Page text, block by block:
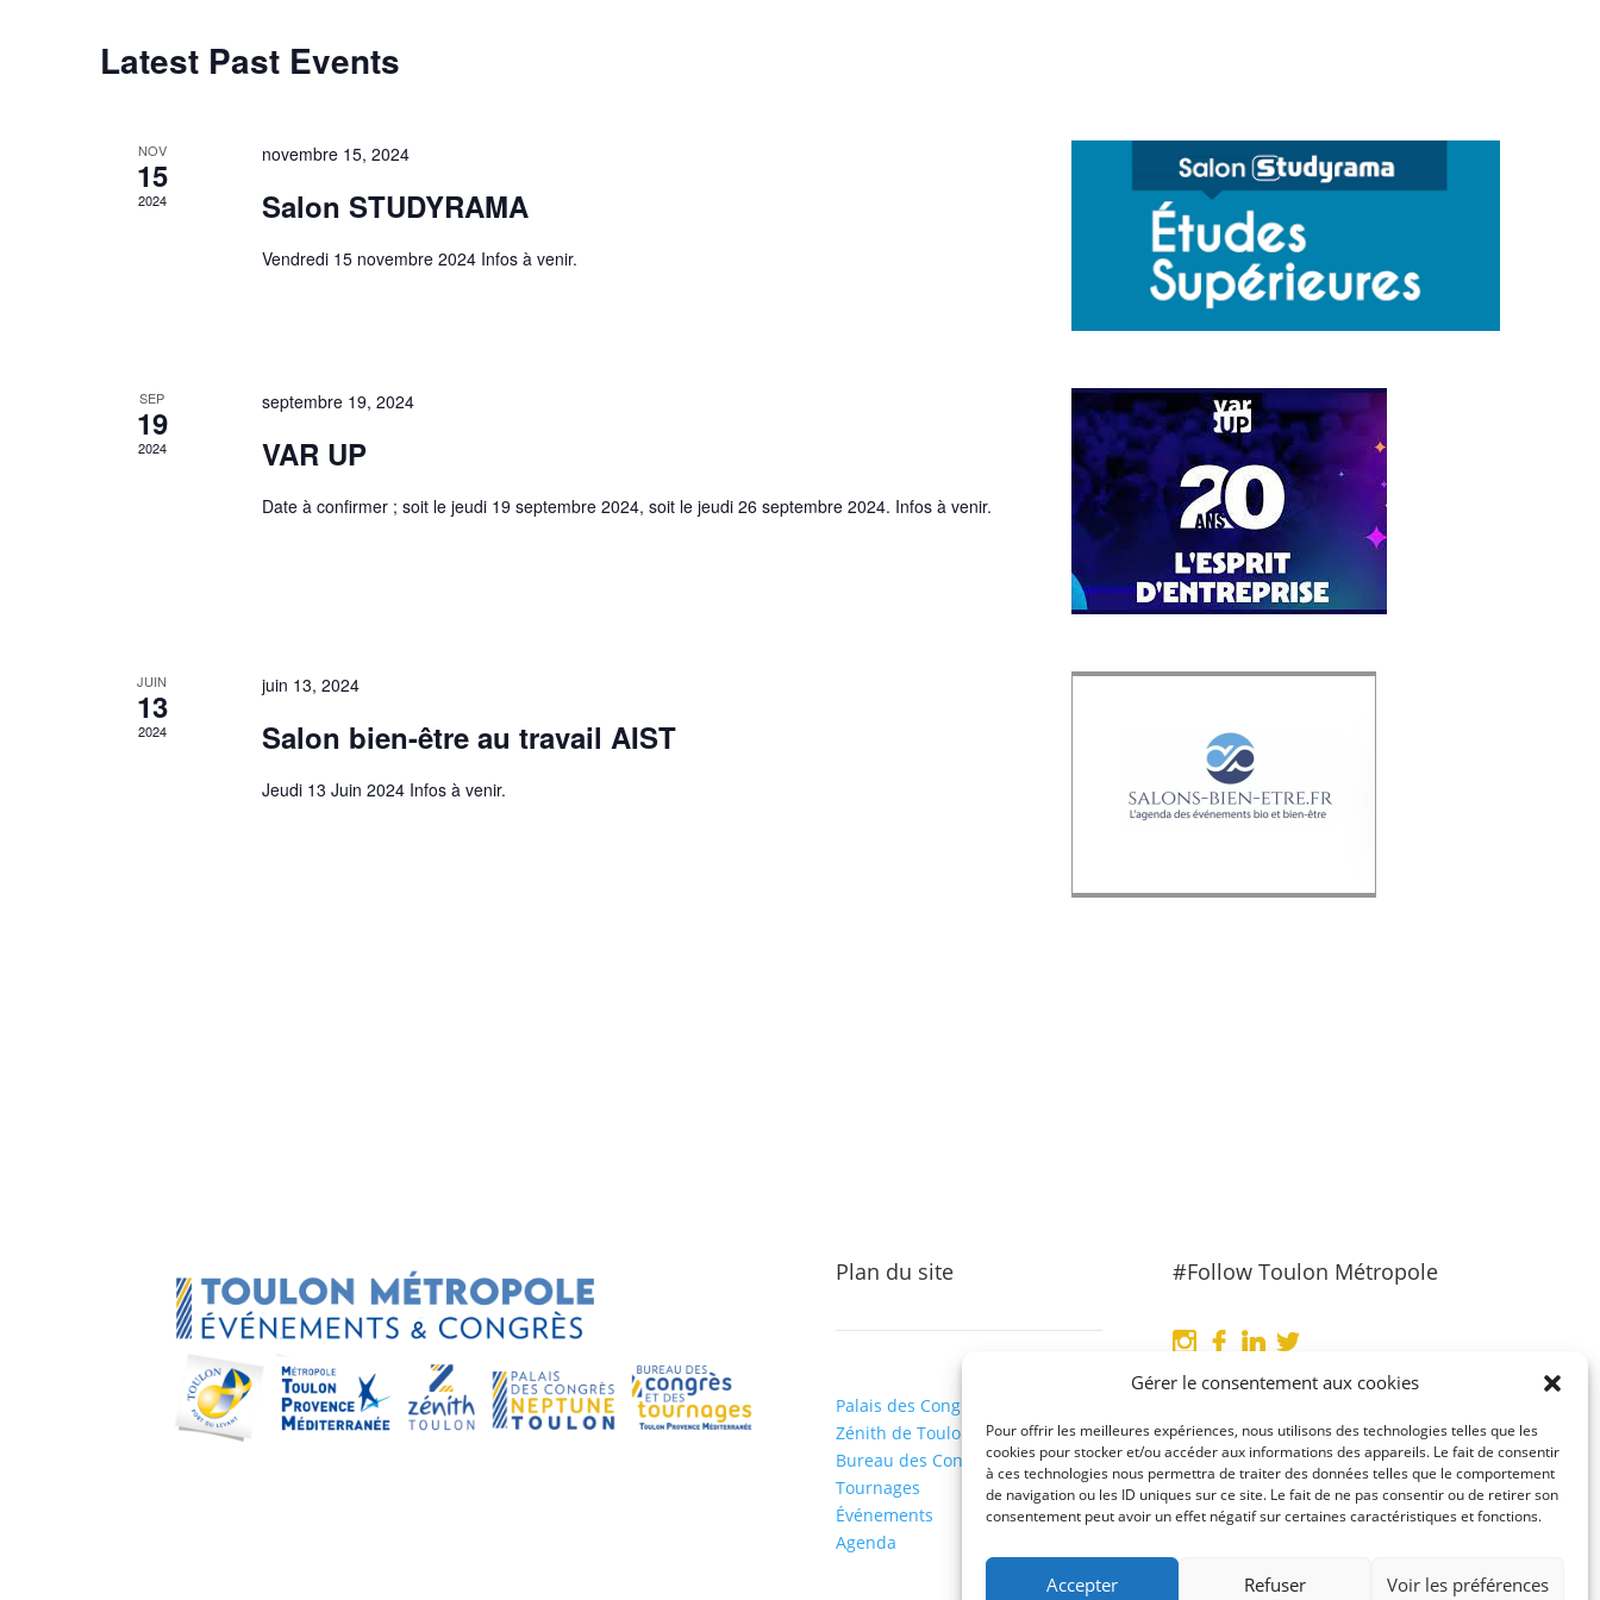
Gérer le consentement aux cookies
Pour offrir les meilleures expériences, nous utilisons des technologies telles que les
cookies pour stocker et/ou accéder aux informations des appareils. Le fait de consentir
à ces technologies nous permettra de traiter des données telles que le comportement
de navigation ou les ID uniques sur ce site. Le fait de ne pas consentir ou de retirer son
consentement peut avoir un effet négatif sur certaines caractéristiques et fonctions.
Accepter Refuser Voir les préférences
Latest Past Events
NOV
15
2024
novembre 15, 2024
Salon STUDYRAMA
Vendredi 15 novembre 2024 Infos à venir.
SEP
19
2024
septembre 19, 2024
VAR UP
Date à confirmer ; soit le jeudi 19 septembre 2024, soit le jeudi 26 septembre 2024. Infos à venir.
JUIN
13
2024
juin 13, 2024
Salon bien-être au travail AIST
Jeudi 13 Juin 2024 Infos à venir.
Plan du site
Palais des Congrès Neptune
Zénith de Toulon
Bureau des Congrès et des
Tournages
Événements
Agenda
#Follow Toulon Métropole